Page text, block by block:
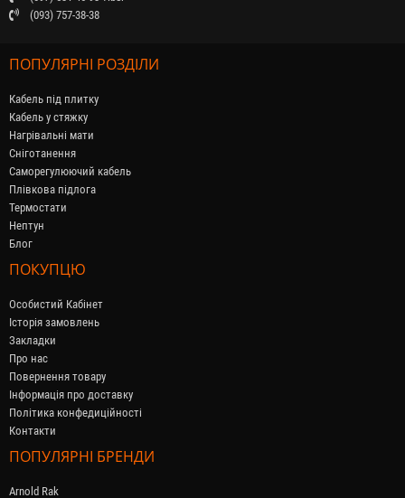
(093) 757-38-38
ПОПУЛЯРНІ РОЗДІЛИ
Кабель під плитку
Кабель у стяжку
Нагрівальні мати
Сніготанення
Саморегулюючий кабель
Плівкова підлога
Термостати
Нептун
Блог
ПОКУПЦЮ
Особистий Кабінет
Історія замовлень
Закладки
Про нас
Повернення товару
Інформація про доставку
Політика конфедиційності
Контакти
ПОПУЛЯРНІ БРЕНДИ
Arnold Rak